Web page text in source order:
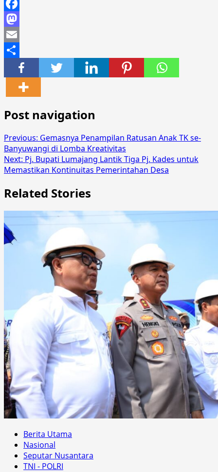
Facebook
Mastodon
Email
Share
Post navigation
Previous: Gemasnya Penampilan Ratusan Anak TK se-
Banyuwangi di Lomba Kreativitas
Next: Pj. Bupati Lumajang Lantik Tiga Pj. Kades untuk
Memastikan Kontinuitas Pemerintahan Desa
Related Stories
Berita Utama
Nasional
Seputar Nusantara
TNI - POLRI